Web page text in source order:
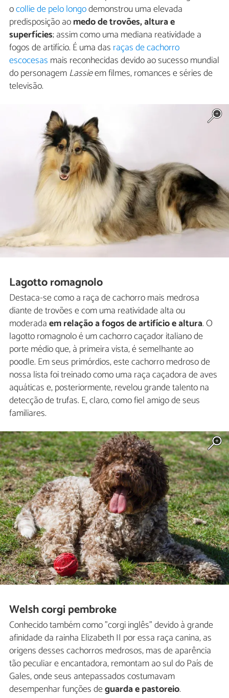
ocollie de pelo longodemonstrou uma elevada
predisposição aomedo de trovões, altura e
superfícies; assim como uma mediana reatividade a
fogos de artifício. É uma das raças de cachorro
escocesas mais reconhecidas devido ao sucesso mundial
do personagemLassieem filmes, romances e séries de
televisão.
Lagotto romagnolo
Destaca-se como a raça de cachorro mais medrosa
diante de trovões e com uma reatividade alta ou
moderadaem relação a fogos de artifício e altura. O
lagotto romagnolo é um cachorro caçador italiano de
porte médio que, à primeira vista, é semelhante ao
poodle. Em seus primórdios, este cachorro medroso de
nossa lista foi treinado como uma raça caçadora de aves
aquáticas e, posteriormente, revelou grande talento na
detecção de trufas. E, claro, como fiel amigo de seus
familiares.
Welsh corgi pembroke
Conhecido também como "corgi inglês" devido à grande
afinidade da rainha Elizabeth II por essa raça canina, as
origens desses cachorros medrosos, mas de aparência
tão peculiar e encantadora, remontam ao sul do País de
Gales, onde seus antepassados costumavam
desempenhar funções deguarda e pastoreio.